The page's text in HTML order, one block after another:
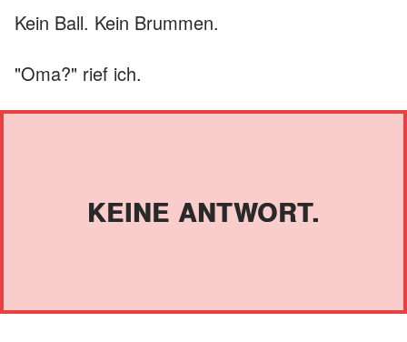
Kein Ball. Kein Brummen.
"Oma?" rief ich.
KEINE ANTWORT.